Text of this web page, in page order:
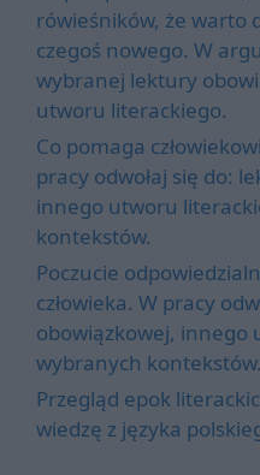
rówieśników, że warto
czegoś nowego. W
wybranej lektury
utworu literackiego.
Co pomaga
pracy odwołaj się do:
innego utworu
kontekstów.
Poczucie
człowieka. W pracy
obowiązkowej, innego
wybranych kontekstów.
Przegląd epok
wiedzę z języka